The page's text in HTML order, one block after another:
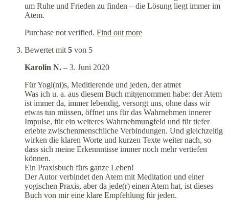
um Ruhe und Frieden zu finden – die Lösung liegt immer im
Atem.
Purchase not verified. Find out more
Bewertet mit 5 von 5
Karolin N. – 3. Juni 2020
Für Yogi(ni)s, Meditierende und jeden, der atmet
Was ich u. a. aus diesem Buch mitgenommen habe: der Atem
ist immer da, immer lebendig, versorgt uns, ohne dass wir
etwas tun müssen, öffnet uns für das Wahrnehmen innerer
Impulse, für ein weiteres Wahrnehmungfeld und für tiefer
erlebte zwischenmenschliche Verbindungen. Und gleichzeitig
wirken die klaren Worte und kurzen Texte weiter nach, so
dass sich meine Erkennntisse immer noch mehr vertiefen
können.
Ein Praxisbuch fürs ganze Leben!
Der Autor verbindet den Atem mit Meditation und einer
yogischen Praxis, aber da jede(r) einen Atem hat, ist dieses
Buch von mir eine klare Empfehlung für jeden.